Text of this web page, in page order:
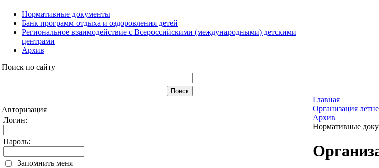
Нормативные документы
Банк программ отдыха и оздоровления детей
Региональное взаимодействие с Всероссийскими (международными) детскими
центрами
Архив
Поиск по сайту
Авторизация
Логин:
Пароль:
Запомнить меня
Главная
Организация
Архив
Нормативные